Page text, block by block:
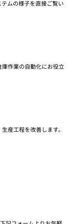
ムの様子を直接ご覧い
庫作業の自動化にお役立
産工程を改善します。